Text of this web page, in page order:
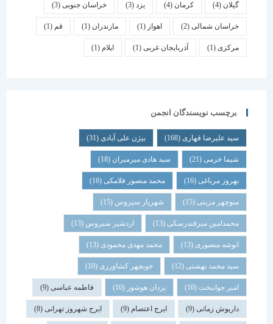
کرمان یزد خراسان جنوبی(3)
خراسان شمالی(2) اهواز مازندران(1) قم
(1) آذربایجان غربی(1) ایلام
برچسب نویسندگان انجمن
سید علیرضا قهاری(168) بیژن علی آبادی(31)
شیما خرمی(21) سید هادی میرمیران(18)
بهروز مرباغی (16) محمد منصور فلامکی (16)
منوچهر مزینی(15) شهریار سیروس(15)
محمدامین میرفندرسکی(13) اردشیر سیروس(13)
انوشه منصوری(13) محمد مهدی محمودی(13)
سید محمد بهشتی(12) خوبچهر کشاورزی(10)
امیر جوانبخت(10) یزدان هوشور(10) فاطمه عباسی(9)
داریوش زمانی(9) ایرج اعتصام(9) ایرج شهروز تهرانی(8)